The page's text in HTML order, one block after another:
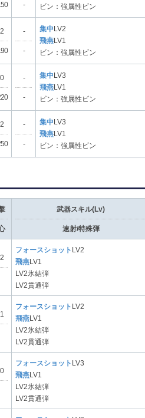
-
ビン：強属性ビン
-
-
集中 LV2
飛燕 LV1
ビン：強属性ビン
-
-
集中 LV3
飛燕 LV1
ビン：強属性ビン
-
-
集中 LV3
飛燕 LV1
ビン：強属性ビン
武器スキル(Lv)
速射/特殊弾
フォースショット
LV2
飛燕 LV1
LV2氷結弾
LV2貫通弾
フォースショット
LV2
飛燕 LV1
LV2氷結弾
LV2貫通弾
フォースショット
LV3
飛燕 LV1
LV2氷結弾
LV2貫通弾